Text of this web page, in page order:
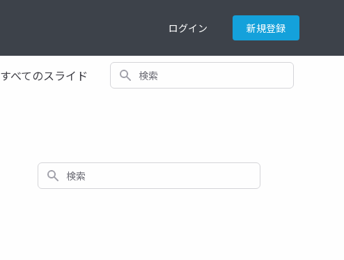
ログイン 新規登録
すべてのスライド 検索
検索